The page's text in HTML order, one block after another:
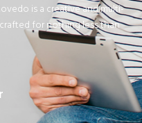
is a creative and multi-
for nothing less than